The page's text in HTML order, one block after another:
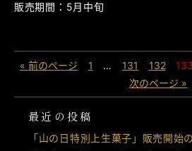
最近の投稿
「山の日特別上生菓子」販売開始
販売期間：5月中旬
« 前のページ 1 … 131 132 133
次のページ »